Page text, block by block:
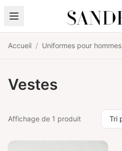
Aller au contenu
Accueil / Uniformes pour hommes
Vestes
Affichage de 1 produit